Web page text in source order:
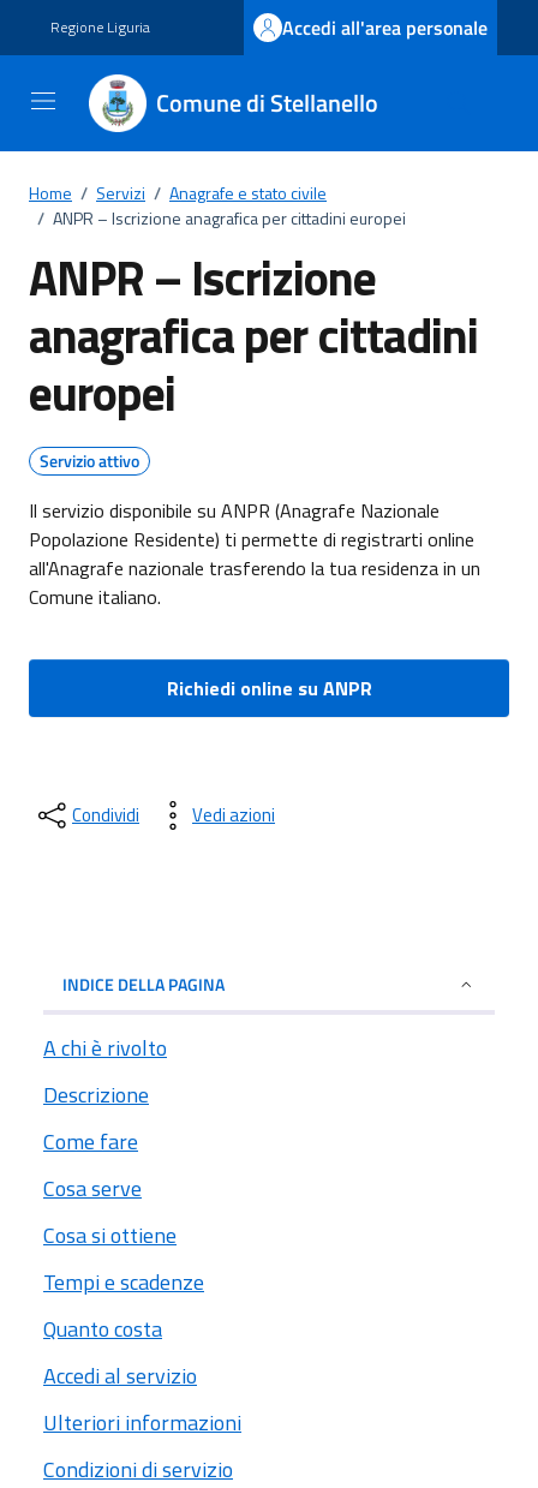
Regione Liguria Accedi all'area personale
Comune di Stellanello
Home / Servizi / Anagrafe e stato civile
/ ANPR – Iscrizione anagrafica per cittadini europei
ANPR – Iscrizione
anagrafica per cittadini
europei
Servizio attivo
Il servizio disponibile su ANPR (Anagrafe Nazionale
Popolazione Residente) ti permette di registrarti online
all'Anagrafe nazionale trasferendo la tua residenza in un
Comune italiano.
Richiedi online su ANPR
Condividi Vedi azioni
INDICE DELLA PAGINA
A chi è rivolto
Descrizione
Come fare
Cosa serve
Cosa si ottiene
Tempi e scadenze
Quanto costa
Accedi al servizio
Ulteriori informazioni
Condizioni di servizio